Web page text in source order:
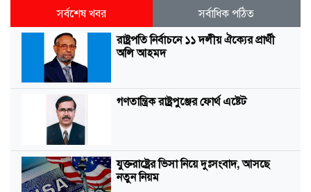
সর্বশেষ খবর
সর্বাধিক পঠিত
রাষ্ট্রপতি নির্বাচনে ১১ দলীয় ঐক্যের প্রার্থী
অলি আহমদ
গণতান্ত্রিক রাষ্ট্রপুঞ্জের ফোর্থ এষ্টেট
যুক্তরাষ্ট্রের ভিসা নিয়ে দুঃসংবাদ, আসছে
নতুন নিয়ম